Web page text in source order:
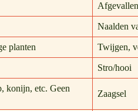
Naalden
planten Twijgen,
Stro/hooi
konijn, etc. Geen
Zaagsel